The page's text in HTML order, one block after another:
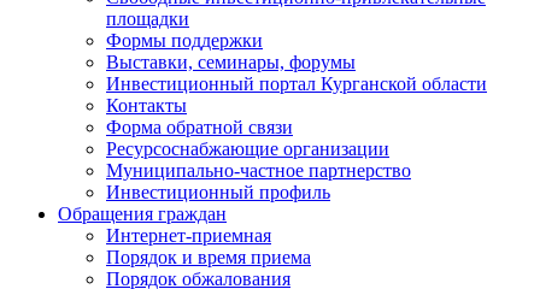
площадки
Формы поддержки
Выставки, семинары, форумы
Инвестиционный портал Курганской области
Контакты
Форма обратной связи
Ресурсоснабжающие организации
Муниципально-частное партнерство
Инвестиционный профиль
Обращения граждан
Интернет-приемная
Порядок и время приема
Порядок обжалования